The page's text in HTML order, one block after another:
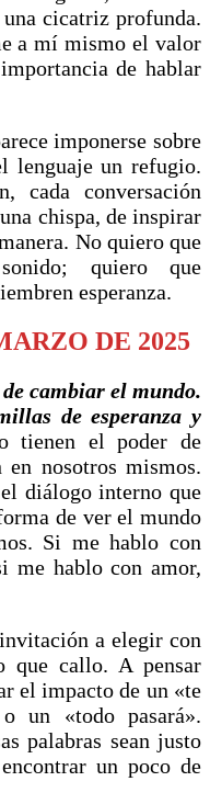
cicatriz profunda.
a mí mismo el valor
de hablar
imponerse sobre
lenguaje un refugio.
cada conversación
chispa, de inspirar
No quiero que
quiero que
esperanza.
DE 2025
cambiar el mundo.
de esperanza y
tienen el poder de
nosotros mismos.
diálogo interno que
de ver el mundo
Si me hablo con
me hablo con amor,
a elegir con
que callo. A pensar
el impacto de un «te
un «todo pasará».
palabras sean justo
un poco de